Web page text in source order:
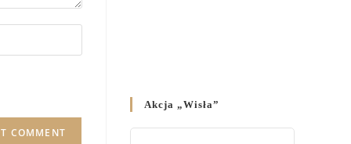
днях 2-12 липня 2024 р.”
Akcja „Wisła”